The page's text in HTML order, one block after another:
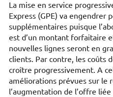
La mise en service
Express (GPE) va engendrer
supplémentaires puisque
est d’un montant forfaitaire
nouvelles lignes seront en
clients. Par contre, les coûts
croître progressivement. A
améliorations prévues sur le
l’augmentation de l’offre